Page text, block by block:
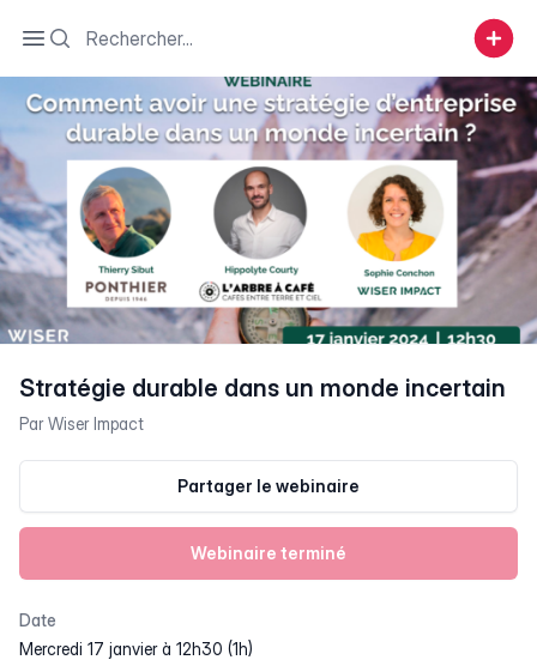
Open sidebar
Search
Stratégie durable dans un monde incertain
ParWiser Impact
Partager le webinaire
Webinaire terminé
Date
mercredi 17 janvier à 12h30 (1h)